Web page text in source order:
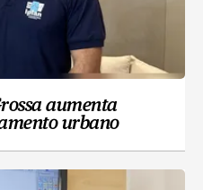
aumenta
urbano